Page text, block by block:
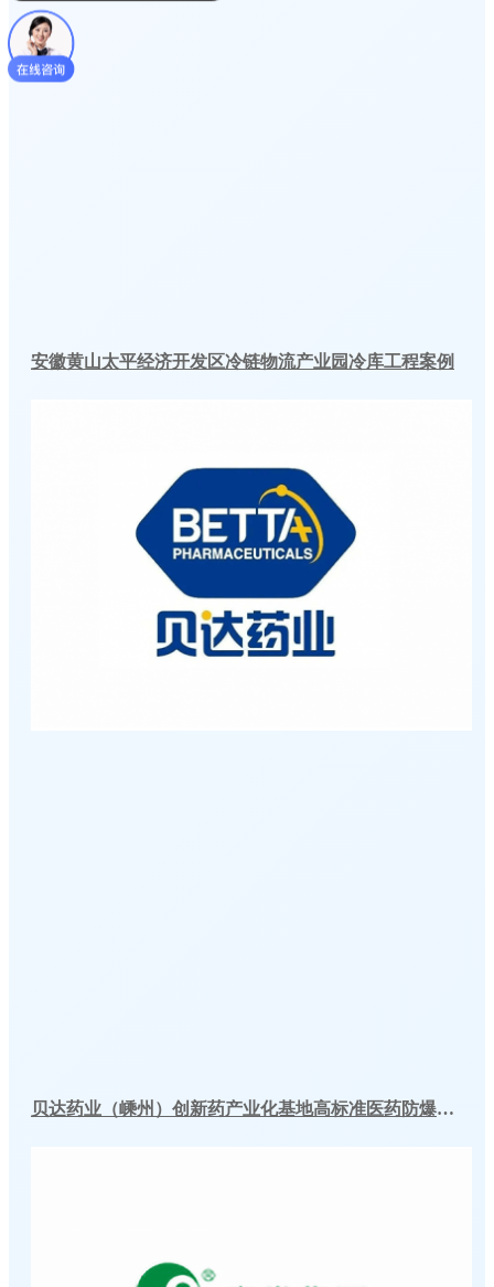
安徽黄山太平经济开发区冷链物流产业园冷库工程案例
贝达药业（嵊州）创新药产业化基地高标准医药防爆冷库建造工程案例